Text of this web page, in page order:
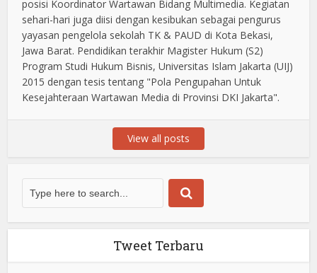
posisi Koordinator Wartawan Bidang Multimedia. Kegiatan
sehari-hari juga diisi dengan kesibukan sebagai pengurus
yayasan pengelola sekolah TK & PAUD di Kota Bekasi,
Jawa Barat. Pendidikan terakhir Magister Hukum (S2)
Program Studi Hukum Bisnis, Universitas Islam Jakarta (UIJ)
2015 dengan tesis tentang "Pola Pengupahan Untuk
Kesejahteraan Wartawan Media di Provinsi DKI Jakarta".
View all posts
Tweet Terbaru